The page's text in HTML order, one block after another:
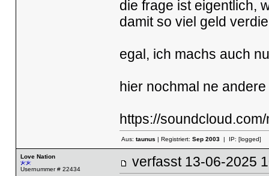
die frage ist eigentlich,
damit so viel geld
egal, ich machs auch
hier nochmal ne
https://
Aus: taunus | Registriert: Sep 2003| IP: [logged]
Love Nation
Usernummer # 22434
verfasst 13-06-